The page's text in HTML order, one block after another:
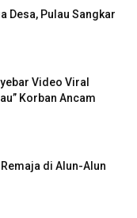
Desa, Pulau Sangkar
Video Viral
Korban Ancam
di Alun-Alun